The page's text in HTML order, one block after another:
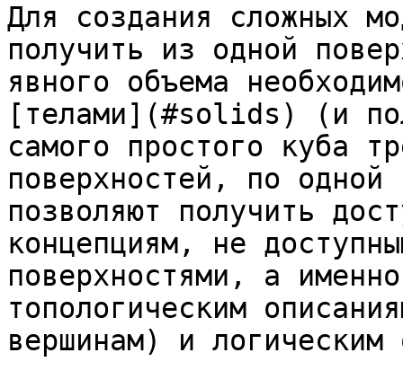
Для создания сложных
получить из одной
явного объема
[телами](#solids) (и
самого простого куба
поверхностей, по
позволяют получить
концепциям, не
поверхностями, а
топологическим
вершинам) и логическим